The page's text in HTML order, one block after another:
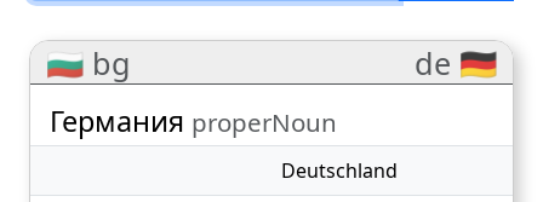
🇧🇬 bg de 🇩🇪
Германия properNoun
Deutschland